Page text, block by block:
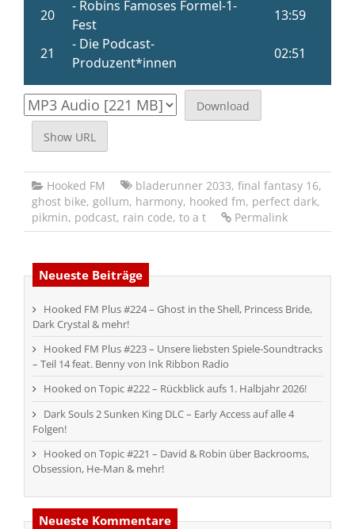
Download
Show URL
Hooked FM bladerunner 2033, final fantasy 16,
ghost bike, gollum, harmony, hooked fm, perfect dark,
pikmin, podcast, rain code, to a t Permalink
Neueste Beiträge
Hooked FM Plus #224 – Ghost in the Shell, Princess Bride,
Dark Crystal & mehr!
Hooked FM Plus #223 – Unsere liebsten Spiele-Soundtracks
– Teil 14 feat. Benny von Ink Ribbon Radio
Hooked on Topic #222 – Rückblick aufs 1. Halbjahr 2026!
Dark Souls 2 Sunken King DLC – Early Access auf alle 4
Folgen!
Hooked on Topic #221 – David & Robin über Backrooms,
Obsession, He-Man & mehr!
Neueste Kommentare